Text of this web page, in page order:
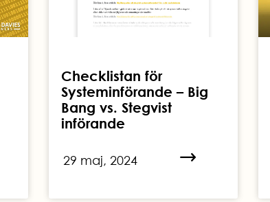
Checklistan för
Systeminförande – Big
Bang vs. Stegvist
införande
29 maj, 2024